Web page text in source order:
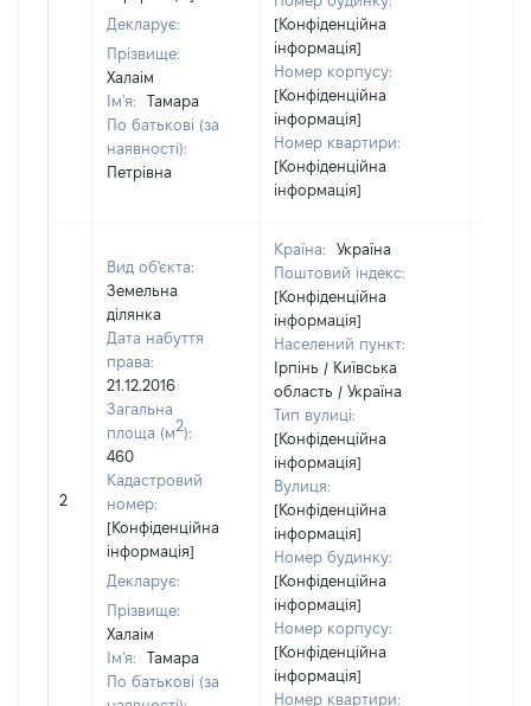
Декларує:
Прізвище:
Халаім
Ім'я:
Тамара
По батькові (за
наявності):
Петрівна
[Конфіденційна
інформація]
Номер корпусу:
[Конфіденційна
інформація]
Номер квартири:
[Конфіденційна
інформація]
2
Вид об'єкта:
Земельна
ділянка
Дата набуття
права:
21.12.2016
Загальна
площа (м2):
460
Кадастровий
номер:
[Конфіденційна
інформація]
Декларує:
Прізвище:
Халаім
Ім'я:
Тамара
По батькові (за
Країна:
Україна
Поштовий індекс:
[Конфіденційна
інформація]
Населений пункт:
Ірпінь / Київська
область / Україна
Тип вулиці:
[Конфіденційна
інформація]
Вулиця:
[Конфіденційна
інформація]
Номер будинку:
[Конфіденційна
інформація]
Номер корпусу:
[Конфіденційна
інформація]
Номер квартири: